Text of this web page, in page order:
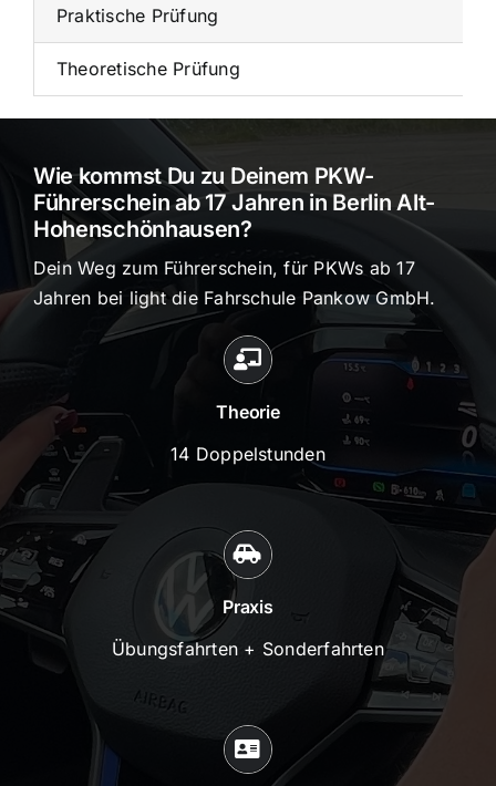
Praktische Prüfung
Theoretische Prüfung
Wie kommst Du zu Deinem PKW-
Führerschein ab 17 Jahren in Berlin Alt-
Hohenschönhausen?
Dein Weg zum Führerschein, für PKWs ab 17
Jahren bei light die Fahrschule Pankow GmbH.
Theorie
14 Doppelstunden
Praxis
Übungsfahrten + Sonderfahrten